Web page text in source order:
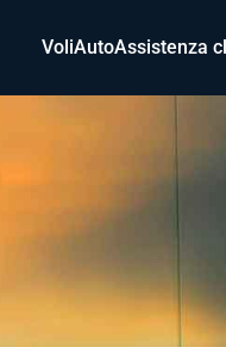
VoliAutoAssistenza